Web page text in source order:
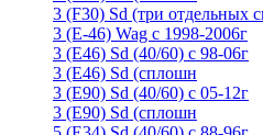
3 (F30) Sd (три отдельных
3 (Е-46) Wag с 1998-2006г
3 (Е46) Sd (40/60) с 98-06г
3 (Е46) Sd (сплошн
3 (Е90) Sd (40/60) с 05-12г
3 (Е90) Sd (сплошн